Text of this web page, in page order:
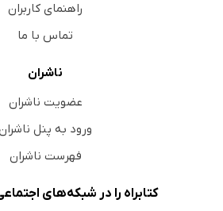
راهنمای کاربران
تماس با ما
ناشران
عضویت ناشران
ورود به پنل
فهرست ناشران
کتابراه را در شبکه‌های